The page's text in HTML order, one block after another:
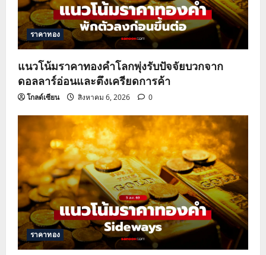
ราคาทอง
แนวโน้มราคาทองคำโลกพุ่งรับปัจจัยบวกจาก
ดอลลาร์อ่อนและตึงเครียดการค้า
โกลด์เซียน สิงหาคม 6, 2026 0
ราคาทอง